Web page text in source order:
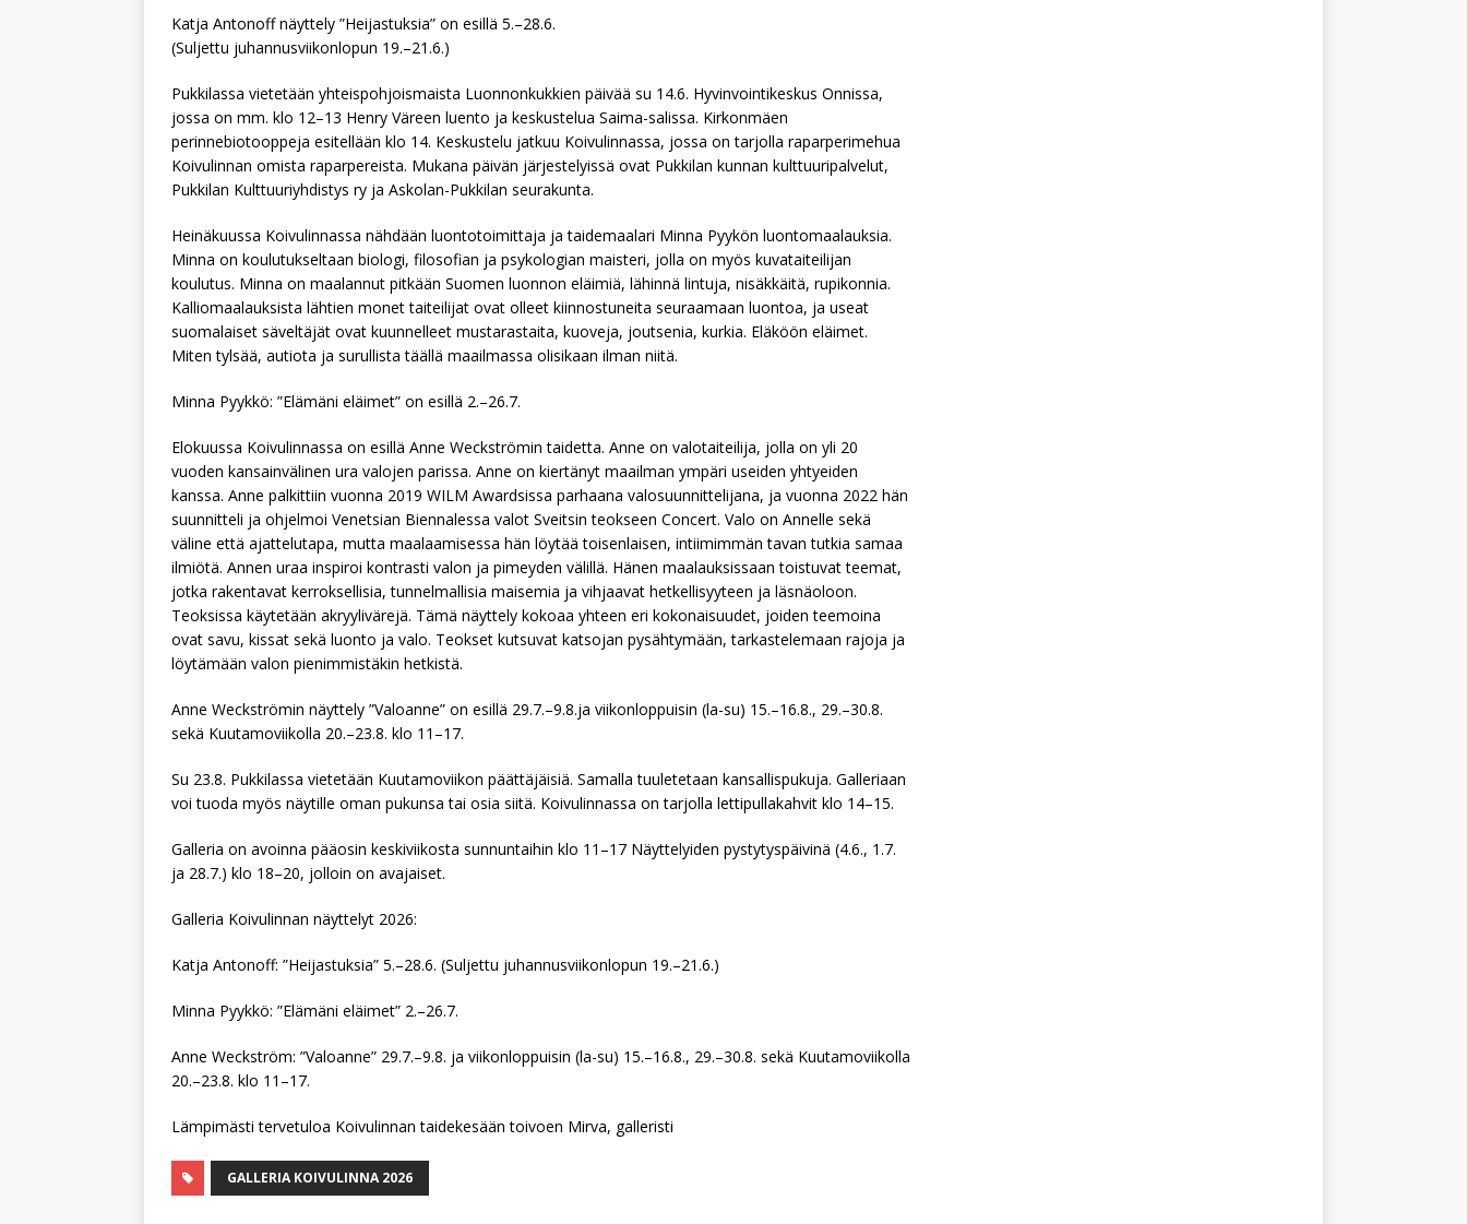
Katja Antonoff näyttely ”Heijastuksia” on esillä 5.–28.6.
(Suljettu juhannusviikonlopun 19.–21.6.)
Pukkilassa vietetään yhteispohjoismaista Luonnonkukkien päivää su 14.6. Hyvinvointikeskus Onnissa,
jossa on mm. klo 12–13 Henry Väreen luento ja keskustelua Saima-salissa. Kirkonmäen
perinnebiotooppeja esitellään klo 14. Keskustelu jatkuu Koivulinnassa, jossa on tarjolla raparperimehua
Koivulinnan omista raparpereista. Mukana päivän järjestelyissä ovat Pukkilan kunnan kulttuuripalvelut,
Pukkilan Kulttuuriyhdistys ry ja Askolan-Pukkilan seurakunta.
Heinäkuussa Koivulinnassa nähdään luontotoimittaja ja taidemaalari Minna Pyykön luontomaalauksia.
Minna on koulutukseltaan biologi, filosofian ja psykologian maisteri, jolla on myös kuvataiteilijan
koulutus. Minna on maalannut pitkään Suomen luonnon eläimiä, lähinnä lintuja, nisäkkäitä, rupikonnia.
Kalliomaalauksista lähtien monet taiteilijat ovat olleet kiinnostuneita seuraamaan luontoa, ja useat
suomalaiset säveltäjät ovat kuunnelleet mustarastaita, kuoveja, joutsenia, kurkia. Eläköön eläimet.
Miten tylsää, autiota ja surullista täällä maailmassa olisikaan ilman niitä.
Minna Pyykkö: ”Elämäni eläimet” on esillä 2.–26.7.
Elokuussa Koivulinnassa on esillä Anne Weckströmin taidetta. Anne on valotaiteilija, jolla on yli 20
vuoden kansainvälinen ura valojen parissa. Anne on kiertänyt maailman ympäri useiden yhtyeiden
kanssa. Anne palkittiin vuonna 2019 WILM Awardsissa parhaana valosuunnittelijana, ja vuonna 2022 hän
suunnitteli ja ohjelmoi Venetsian Biennalessa valot Sveitsin teokseen Concert. Valo on Annelle sekä
väline että ajattelutapa, mutta maalaamisessa hän löytää toisenlaisen, intiimimmän tavan tutkia samaa
ilmiötä. Annen uraa inspiroi kontrasti valon ja pimeyden välillä. Hänen maalauksissaan toistuvat teemat,
jotka rakentavat kerroksellisia, tunnelmallisia maisemia ja vihjaavat hetkellisyyteen ja läsnäoloon.
Teoksissa käytetään akryylivärejä. Tämä näyttely kokoaa yhteen eri kokonaisuudet, joiden teemoina
ovat savu, kissat sekä luonto ja valo. Teokset kutsuvat katsojan pysähtymään, tarkastelemaan rajoja ja
löytämään valon pienimmistäkin hetkistä.
Anne Weckströmin näyttely ”Valoanne” on esillä 29.7.–9.8.ja viikonloppuisin (la-su) 15.–16.8., 29.–30.8.
sekä Kuutamoviikolla 20.–23.8. klo 11–17.
Su 23.8. Pukkilassa vietetään Kuutamoviikon päättäjäisiä. Samalla tuuletetaan kansallispukuja. Galleriaan
voi tuoda myös näytille oman pukunsa tai osia siitä. Koivulinnassa on tarjolla lettipullakahvit klo 14–15.
Galleria on avoinna pääosin keskiviikosta sunnuntaihin klo 11–17 Näyttelyiden pystytyspäivinä (4.6., 1.7.
ja 28.7.) klo 18–20, jolloin on avajaiset.
Galleria Koivulinnan näyttelyt 2026:
Katja Antonoff: ”Heijastuksia” 5.–28.6. (Suljettu juhannusviikonlopun 19.–21.6.)
Minna Pyykkö: ”Elämäni eläimet” 2.–26.7.
Anne Weckström: ”Valoanne” 29.7.–9.8. ja viikonloppuisin (la-su) 15.–16.8., 29.–30.8. sekä Kuutamoviikolla
20.–23.8. klo 11–17.
Lämpimästi tervetuloa Koivulinnan taidekesään toivoen Mirva, galleristi
GALLERIA KOIVULINNA 2026